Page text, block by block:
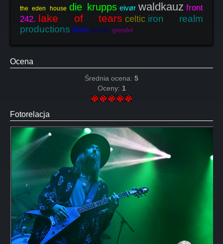
the eden house die krupps eivør waldkauz front
242. lake of tears celtic iron realm
productions faun tvinna grendel
Ocena
Średnia ocena: 5
Oceny: 1
Fotorelacja